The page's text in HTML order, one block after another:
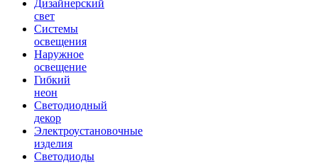
Дизайнерский
свет
Системы
освещения
Наружное
освещение
Гибкий
неон
Светодиодный
декор
Электроустановочные
изделия
Светодиоды